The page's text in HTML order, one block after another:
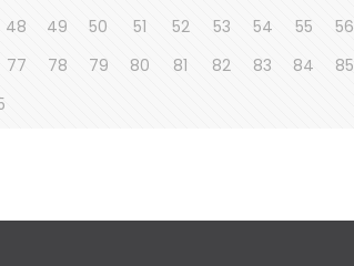
48 49 50 51 52 53 54 55 56
77 78 79 80 81 82 83 84 85